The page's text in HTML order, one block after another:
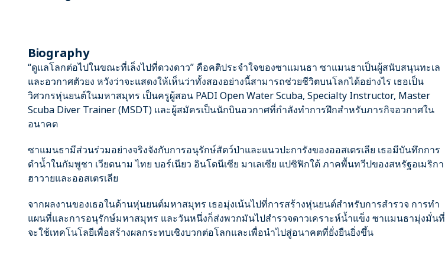
Biography
“ดูแลโลกต่อไปในขณะที่เล็งไปที่ดวงดาว” คือคติประจำใจของซาแมนธา ซาแมนธาเป็นผู้สนับสนุนทะเล
และอวกาศตัวยง หวังว่าจะแสดงให้เห็นว่าทั้งสองอย่างนี้สามารถช่วยชีวิตบนโลกได้อย่างไร เธอเป็น
วิศวกรหุ่นยนต์ในมหาสมุทร เป็นครูผู้สอน PADI Open Water Scuba, Specialty Instructor, Master
Scuba Diver Trainer (MSDT) และผู้สมัครเป็นนักบินอวกาศที่กำลังทำการฝึกสำหรับภารกิจอวกาศใน
อนาคต
ซาแมนธามีส่วนร่วมอย่างจริงจังกับการอนุรักษ์สัตว์ป่าและแนวปะการังของออสเตรเลีย เธอมีบันทึกการ
ดำน้ำในกัมพูชา เวียดนาม ไทย บอร์เนียว อินโดนีเซีย มาเลเซีย แปซิฟิกใต้ ภาคพื้นทวีปของสหรัฐอเมริกา
ฮาวายและออสเตรเลีย
จากผลงานของเธอในด้านหุ่นยนต์มหาสมุทร เธอมุ่งเน้นไปที่การสร้างหุ่นยนต์สำหรับการสำรวจ การทำ
แผนที่และการอนุรักษ์มหาสมุทร และวันหนึ่งก็ส่งพวกมันไปสำรวจดาวเคราะห์น้ำแข็ง ซาแมนธามุ่งมั่นที่
จะใช้เทคโนโลยีเพื่อสร้างผลกระทบเชิงบวกต่อโลกและเพื่อนำไปสู่อนาคตที่ยั่งยืนยิ่งขึ้น